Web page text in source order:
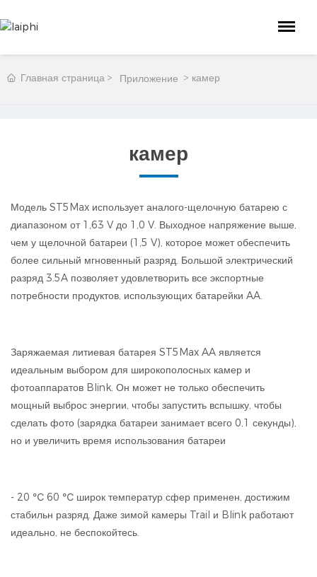
Главная страница Приложение камер
камер
Модель ST5Max использует аналого-щелочную батарею с
диапазоном от 1,63 V до 1,0 V. Выходное напряжение выше,
чем у щелочной батареи (1,5 V), которое может обеспечить
более сильный мгновенный разряд. Большой электрический
разряд 3.5A позволяет удовлетворить все экспортные
потребности продуктов, использующих батарейки AA.
Заряжаемая литиевая батарея ST5Max AA является
идеальным выбором для широкополосных камер и
фотоаппаратов Blink. Он может не только обеспечить
мощный выброс энергии, чтобы запустить вспышку, чтобы
сделать фото (зарядка батареи занимает всего 0,1 секунды),
но и увеличить время использования батареи
- 20 ℃ 60 ℃ широк температур сфер применен, достижим
стабильн разряд. Даже зимой камеры Trail и Blink работают
идеально, не беспокойтесь.